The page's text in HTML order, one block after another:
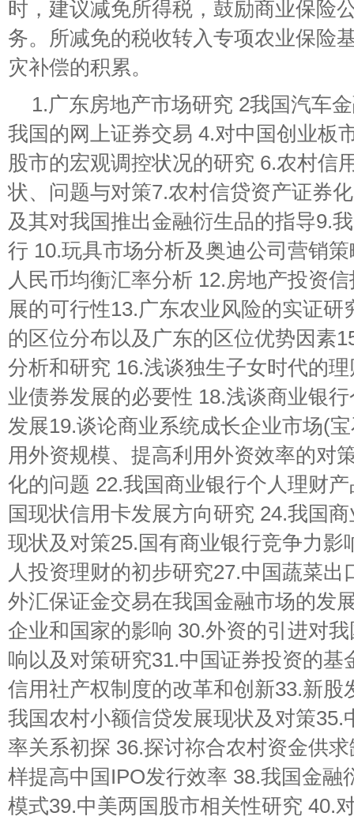
时，建议减免所得税，鼓励商业保险
务。所减免的税收转入专项农业保险
灾补偿的积累。
1.广东房地产市场研究 2我国汽车
我国的网上证券交易 4.对中国创业板
股市的宏观调控状况的研究 6.农村信
状、问题与对策7.农村信贷资产证券
及其对我国推出金融衍生品的指导9.
行 10.玩具市场分析及奥迪公司营销
人民币均衡汇率分析 12.房地产投资
展的可行性13.广东农业风险的实证研
的区位分布以及广东的区位优势因素
分析和研究 16.浅谈独生子女时代的
业债券发展的必要性 18.浅谈商业银
发展19.谈论商业系统成长企业市场(
用外资规模、提高利用外资效率的对
化的问题 22.我国商业银行个人理财
国现状信用卡发展方向研究 24.我国
现状及对策25.国有商业银行竞争力影
人投资理财的初步研究27.中国蔬菜出
外汇保证金交易在我国金融市场的发
企业和国家的影响 30.外资的引进对
响以及对策研究31.中国证券投资的基
信用社产权制度的改革和创新33.新股
我国农村小额信贷发展现状及对策35.
率关系初探 36.探讨祢合农村资金供
样提高中国IPO发行效率 38.我国金融
模式39.中美两国股市相关性研究 40.